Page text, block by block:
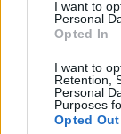
I want to
Personal
Opted In
I want to
Retention,
Personal
Purposes
Opted Out
a
sokszor